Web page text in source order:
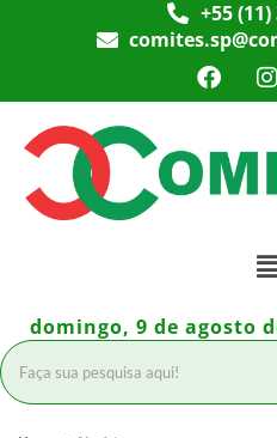
+55
domingo, 9 de agosto